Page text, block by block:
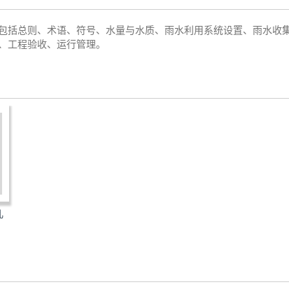
括总则、术语、符号、水量与水质、雨水利用系统设置、雨水收
工程验收、运行管理。